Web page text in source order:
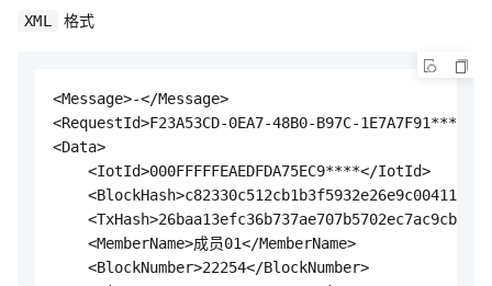
XML 格式
<Message>-</Message>
<RequestId>F23A53CD-0EA7-48B0-B97C-1E7A7F91****</
<Data>
    <IotId>000FFFFFEAEDFDA75EC9****</IotId>
    <MemberName>成员01</MemberName>
    <BlockNumber>22254</BlockNumber>